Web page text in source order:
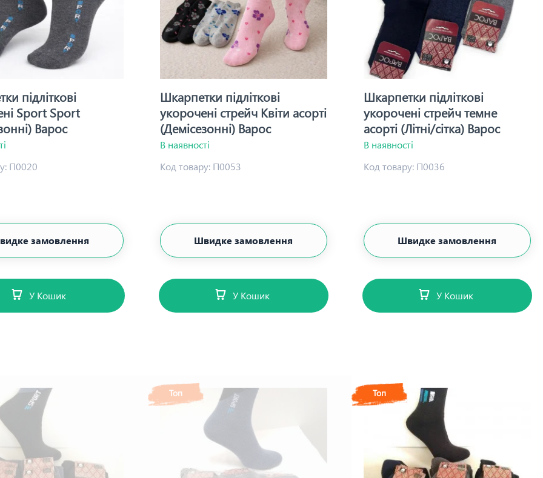
підліткові
Sport Sport
Варос
П0020
замовлення
У Кошик
Шкарпетки підліткові
укорочені стрейч Квіти асорті
(Демісезонні) Варос
В наявності
Код товару: П0053
Швидке замовлення
У Кошик
Шкарпетки підліткові
укорочені стрейч темне
асорті (Літні/сітка) Варос
В наявності
Код товару: П0036
Швидке замовлення
У Кошик
Топ Топ